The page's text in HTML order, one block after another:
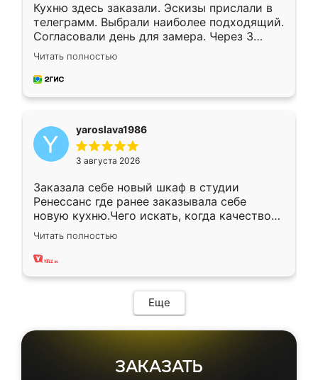
Кухню здесь заказали. Эскизы прислали в
телеграмм. Выбрали наиболее подходящий.
Согласовали день для замера. Через 3
недели кухня была уже готова. Остались
довольны работой. Спасибо Ренессанс
мебель за качественную работу!
Читать полностью
yaroslava1986
3 августа 2026
Заказала себе новый шкаф в студии
Ренессанс где ранее заказывала себе
новую кухню.Чего искать, когда качеством
вполне довольна. Служит кухня уже почти
два года, нареканий нет.
Читать полностью
Еще
ЗАКАЗАТЬ